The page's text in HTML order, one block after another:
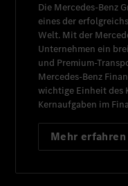
Die Mercedes-Benz
eines der
Welt. Mit der
Unternehmen ein
und Premium-
Mercedes-Benz
wichtige Einheit des
Kernaufgaben im
Mehr erfahren